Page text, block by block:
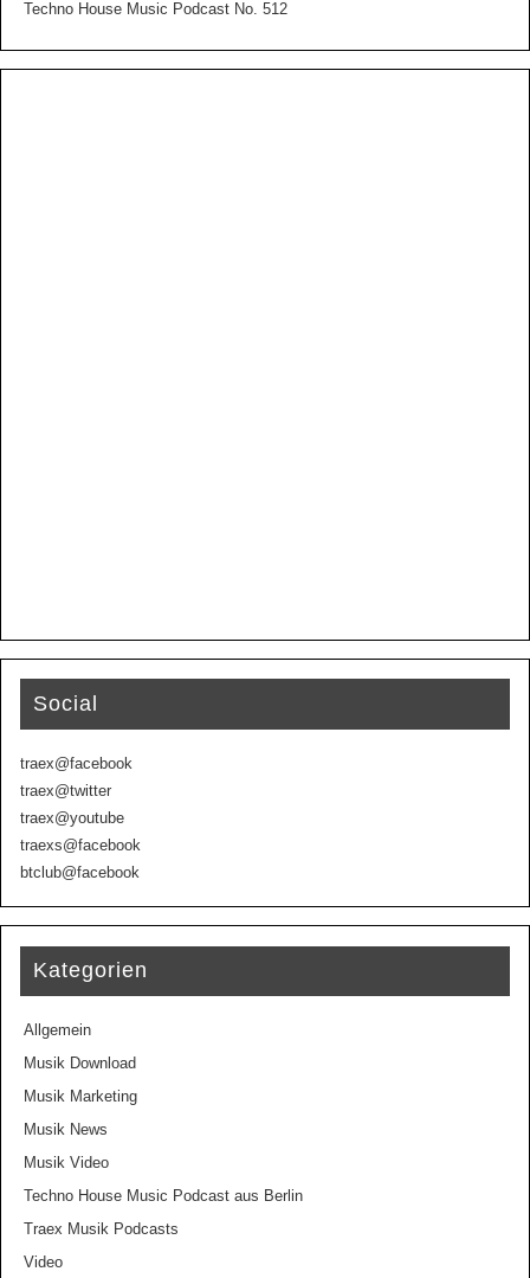
Techno House Music Podcast No. 512
Social
traex@facebook
traex@twitter
traex@youtube
traexs@facebook
btclub@facebook
Kategorien
Allgemein
Musik Download
Musik Marketing
Musik News
Musik Video
Techno House Music Podcast aus Berlin
Traex Musik Podcasts
Video